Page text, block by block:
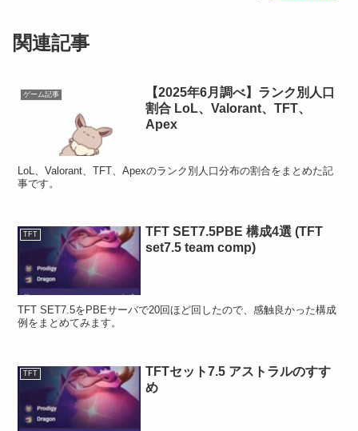
関連記事
ゲーム記事
【2025年6月調べ】ランク別人口
割合 LoL、Valorant、TFT、
Apex
LoL、Valorant、TFT、Apexのランク別人口分布の割合をまとめた記
事です。
TFT
TFT SET7.5PBE 構成4選 (TFT
set7.5 team comp)
TFT SET7.5をPBEサーバで20回ほど回したので、感触良かった構成
例をまとめてみます。
TFT
TFTセット7.5 アストラルのすす
め